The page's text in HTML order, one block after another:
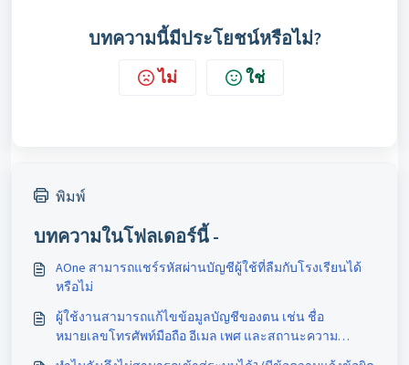
บทความนี้มีประโยชน์หรือไม่?
ไม่ ใช่
พิมพ์
บทความในโฟลเดอร์นี้ -
AOne สามารถแชร์รหัสผ่านบัญชีผู้ใช้ที่ลืมกับโรงเรียนได้
หรือไม่
ผู้ใช้งานสามารถแก้ไขข้อมูลบัญชีของตน เช่น ชื่อ
หมายเลขโทรศัพท์มือถือ อีเมล เพศ และสถานะความ
สัมพันธ์ ได้อย่างไร